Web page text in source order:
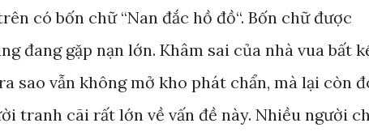
có bốn chữ “Nan đắc hồ đồ“. Bốn chữ được
đang gặp nạn lớn. Khâm sai của nhà vua bất
sao vẫn không mở kho phát chẩn, mà lại còn
tranh cãi rất lớn về vấn đề này. Nhiều người